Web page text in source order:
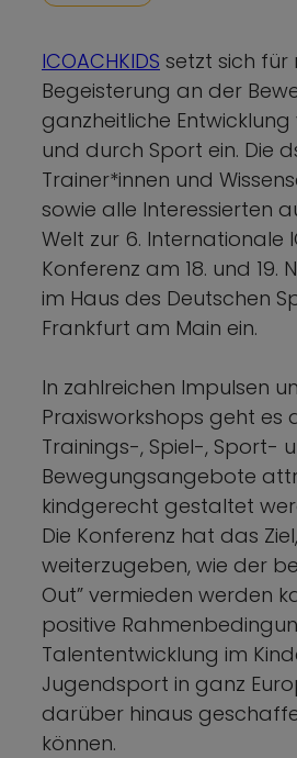
ICOACHKIDS setzt sich für
Begeisterung an der
ganzheitliche
und durch Sport ein. Die
Trainer*innen und
sowie alle Interessierten
Welt zur 6. Internationale
Konferenz am 18. und 19.
im Haus des Deutschen
Frankfurt am Main ein.
In zahlreichen Impulsen
Praxisworkshops geht es
Trainings-, Spiel-, Sport-
Bewegungsangebote
kindgerecht gestaltet
Die Konferenz hat das
weiterzugeben, wie der
Out” vermieden werden
positive
Talententwicklung im
Jugendsport in ganz
darüber hinaus
können.